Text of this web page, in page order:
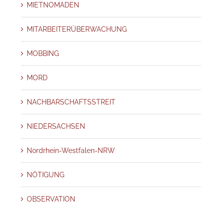
MIETNOMADEN
MITARBEITERÜBERWACHUNG
MOBBING
MORD
NACHBARSCHAFTSSTREIT
NIEDERSACHSEN
Nordrhein-Westfalen-NRW
NÖTIGUNG
OBSERVATION